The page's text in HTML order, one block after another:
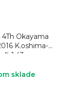
4Th Okayama
K.oshima-
1:43
sklade